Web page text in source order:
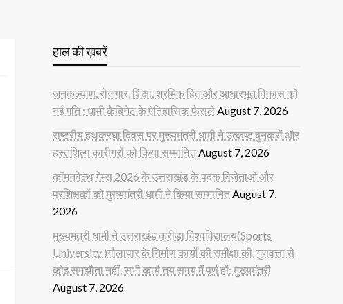
हाल की ख़बरें
जनकल्याण, रोजगार, शिक्षा, श्रमिक हित और आधारभूत विकास को
नई गति : धामी कैबिनेट के ऐतिहासिक फैसलेAugust 7, 2026
राष्ट्रीय हथकरघा दिवस पर मुख्यमंत्री धामी ने उत्कृष्ट बुनकरों और
हस्तशिल्प कारीगरों को किया सम्मानितAugust 7, 2026
कॉमनवेल्थ गेम्स 2026 के उत्तराखंड के पदक विजेताओं और
प्रशिक्षकों को मुख्यमंत्री धामी ने किया सम्मानितAugust 7,
2026
मुख्यमंत्री धामी ने उत्तराखंड क्रीड़ा विश्वविद्यालय(Sports
University )गौलापार के निर्माण कार्यों की समीक्षा की, गुणवत्ता से
कोई समझौता नहीं, सभी कार्य तय समय में पूर्ण हों: मुख्यमंत्री
August 7, 2026